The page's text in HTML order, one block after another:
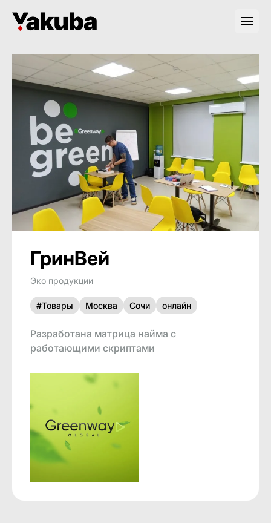
ГринВей
Эко продукции
#Товары Москва Сочи онлайн
Разработана матрица найма с
работающими скриптами